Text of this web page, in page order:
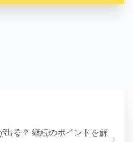
出る？ 継続のポイントを解